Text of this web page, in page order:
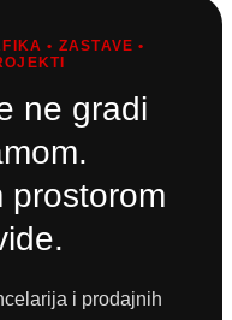
• ZASTAVE •
ne gradi
prostorom
i prodajnih